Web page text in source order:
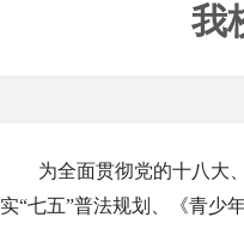
我
为全面贯彻党的十八大、
实“七五”普法规划、《青少